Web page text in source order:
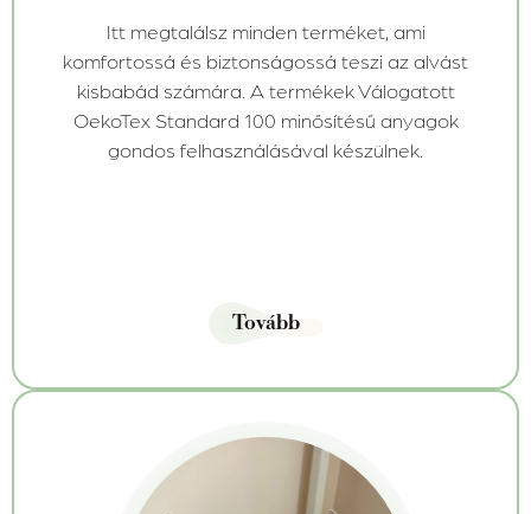
Itt megtalálsz minden terméket, ami
komfortossá és biztonságossá teszi az alvást
kisbabád számára. A termékek Válogatott
OekoTex Standard 100 minősítésű anyagok
gondos felhasználásával készülnek.
Tovább